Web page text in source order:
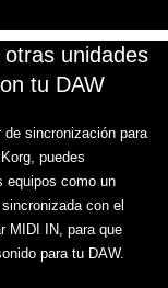
unidades
tu DAW
de sincronización para
puedes
equipos como un
con el
MIDI IN, para que
para tu DAW.